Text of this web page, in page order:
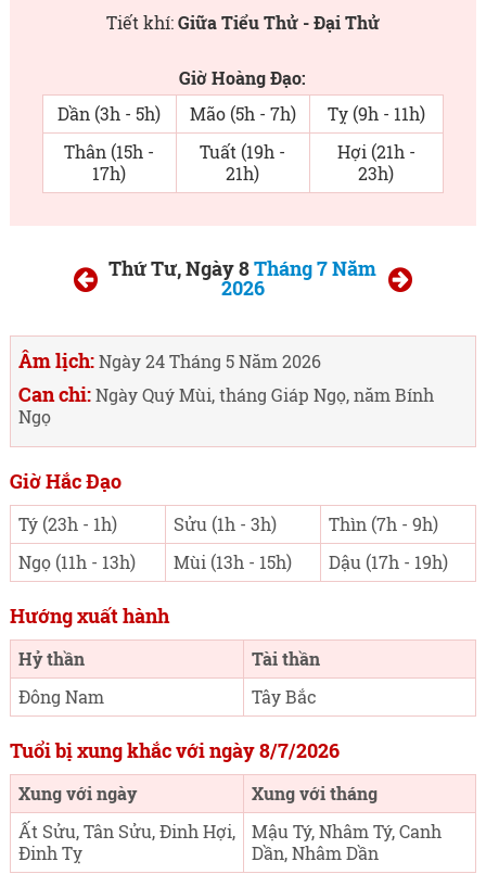
Tiết khí:Giữa Tiểu Thử - Đại Thử
Giờ Hoàng Đạo:
Dần (3h - 5h)
Mão (5h - 7h)
Tỵ (9h - 11h)
Thân (15h -
17h)
Tuất (19h -
21h)
Hợi (21h -
23h)
Thứ Tư, Ngày 8Tháng 7 Năm
2026
Âm lịch:Ngày 24 Tháng 5 Năm 2026
Can chi:Ngày Quý Mùi, tháng Giáp Ngọ, năm Bính
Ngọ
Giờ Hắc Đạo
Tý (23h - 1h) Sửu (1h - 3h)
Thìn (7h - 9h)
Ngọ (11h - 13h)
Mùi (13h - 15h) Dậu (17h - 19h)
Hướng xuất hành
Hỷ thần
Tài thần
Đông Nam
Tây Bắc
Tuổi bị xung khắc với ngày 8/7/2026
Xung với ngày
Xung với tháng
Ất Sửu, Tân Sửu, Đinh Hợi,
Đinh Tỵ
Mậu Tý, Nhâm Tý, Canh
Dần, Nhâm Dần